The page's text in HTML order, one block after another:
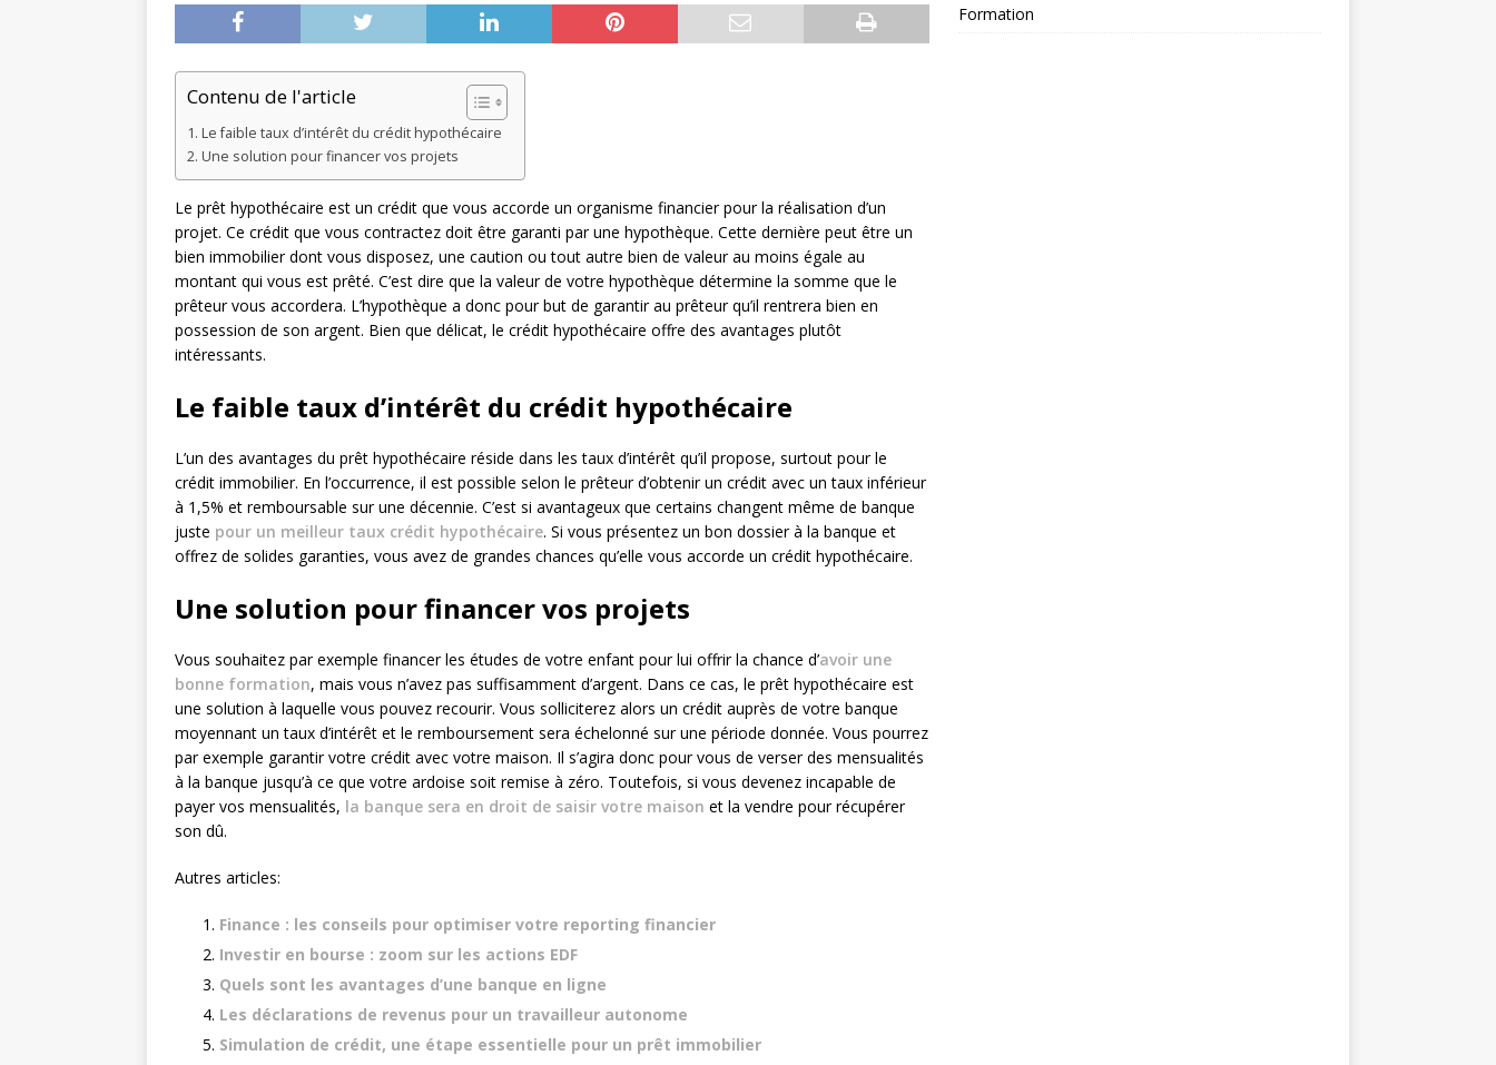
Contenu de l'article
Le faible taux d’intérêt du crédit hypothécaire
Une solution pour financer vos projets
Le prêt hypothécaire est un crédit que vous accorde un organisme financier pour la réalisation d’un
projet. Ce crédit que vous contractez doit être garanti par une hypothèque. Cette dernière peut être un
bien immobilier dont vous disposez, une caution ou tout autre bien de valeur au moins égale au
montant qui vous est prêté. C’est dire que la valeur de votre hypothèque détermine la somme que le
prêteur vous accordera. L’hypothèque a donc pour but de garantir au prêteur qu’il rentrera bien en
possession de son argent. Bien que délicat, le crédit hypothécaire offre des avantages plutôt
intéressants.
Le faible taux d’intérêt du crédit hypothécaire
L’un des avantages du prêt hypothécaire réside dans les taux d’intérêt qu’il propose, surtout pour le
crédit immobilier. En l’occurrence, il est possible selon le prêteur d’obtenir un crédit avec un taux inférieur
à 1,5% et remboursable sur une décennie. C’est si avantageux que certains changent même de banque
juste pour un meilleur taux crédit hypothécaire. Si vous présentez un bon dossier à la banque et
offrez de solides garanties, vous avez de grandes chances qu’elle vous accorde un crédit hypothécaire.
Une solution pour financer vos projets
Vous souhaitez par exemple financer les études de votre enfant pour lui offrir la chance d’avoir une
bonne formation, mais vous n’avez pas suffisamment d’argent. Dans ce cas, le prêt hypothécaire est
une solution à laquelle vous pouvez recourir. Vous solliciterez alors un crédit auprès de votre banque
moyennant un taux d’intérêt et le remboursement sera échelonné sur une période donnée. Vous pourrez
par exemple garantir votre crédit avec votre maison. Il s’agira donc pour vous de verser des mensualités
à la banque jusqu’à ce que votre ardoise soit remise à zéro. Toutefois, si vous devenez incapable de
payer vos mensualités, la banque sera en droit de saisir votre maison et la vendre pour récupérer
son dû.
Autres articles:
Finance : les conseils pour optimiser votre reporting financier
Investir en bourse : zoom sur les actions EDF
Quels sont les avantages d’une banque en ligne
Les déclarations de revenus pour un travailleur autonome
Simulation de crédit, une étape essentielle pour un prêt immobilier
Formation